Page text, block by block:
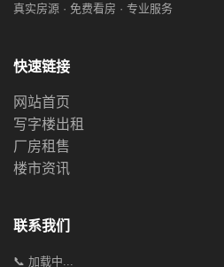
真实房源 · 免费看房 · 专业服务
快速链接
网站首页
写字楼出租
厂房租售
楼市资讯
联系我们
📞 加载中...